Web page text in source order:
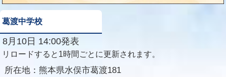
葛渡中学校
8月10日 14:00発表
リロードすると1時間ごとに更新されます。
所在地： 熊本県水俣市葛渡181